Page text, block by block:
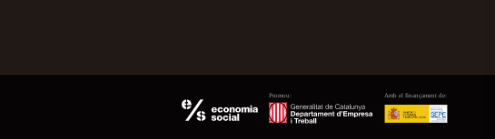
Promou: Amb el finançament de: